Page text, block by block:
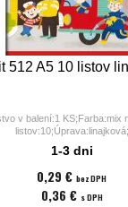
512 A5 10 listov
v balení:1 KS;Farba:mix
listov:10;Úprava:linajková;
1-3 dni
0,29 € bez DPH
0,36 € s DPH